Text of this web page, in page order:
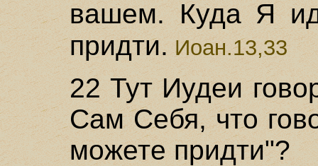
вашем. Куда Я
придти.Иоан.13,33
22 Тут Иудеи
Сам Себя, что
можете придти"?